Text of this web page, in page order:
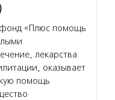
фонд «Плюс помощь
лекарства
оказывает
помощь